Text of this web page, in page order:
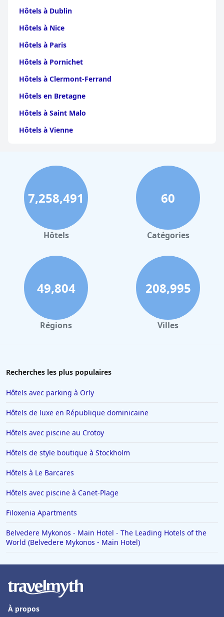
Hôtels à Dublin
Hôtels à Nice
Hôtels à Paris
Hôtels à Pornichet
Hôtels à Clermont-Ferrand
Hôtels en Bretagne
Hôtels à Saint Malo
Hôtels à Vienne
Hôtels à Perpignan
Hôtels au Grand-Bornand
Hôtels à Strasbourg
Hôtels à Valence
Hôtels à Gerardmer
Hôtels à Deauville
Hôtels à Bayonne
Hôtels aux Sables d Olonne
Hôtels au Touquet-Paris-Plage
Hôtels au Lavandou
Hôtels à Valence
Hôtels à Risoul
Hôtels à Toulouse
Hôtels à Soorts-Hossegor
Hôtels à Saint-Gervais-les-Bains
Hôtels à Cannes
Hôtels à La Ciotat
7,258,491
Hôtels
60
Catégories
49,804
Régions
208,995
Villes
Recherches les plus populaires
Hôtels avec parking à Orly
Hôtels de luxe en République dominicaine
Hôtels avec piscine au Crotoy
Hôtels de style boutique à Stockholm
Hôtels à Le Barcares
Hôtels avec piscine à Canet-Plage
Filoxenia Apartments
Belvedere Mykonos - Main Hotel - The Leading Hotels of the
World (Belvedere Mykonos - Main Hotel)
À propos